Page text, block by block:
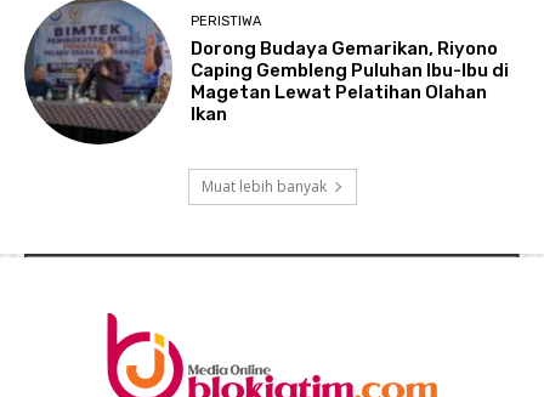
PERISTIWA
Dorong Budaya Gemarikan, Riyono
Caping Gembleng Puluhan Ibu-Ibu di
Magetan Lewat Pelatihan Olahan
Ikan
Muat lebih banyak